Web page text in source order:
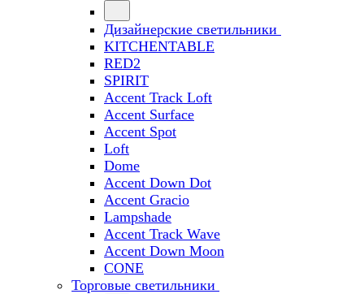
Дизайнерские светильники
KITCHENTABLE
RED2
SPIRIT
Accent Track Loft
Accent Surface
Accent Spot
Loft
Dome
Accent Down Dot
Accent Gracio
Lampshade
Accent Track Wave
Accent Down Moon
CONE
Торговые светильники